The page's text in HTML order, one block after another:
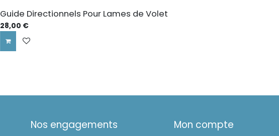
Guide Directionnels Pour Lames de Volet
28,00 €
Nos engagements Mon compte